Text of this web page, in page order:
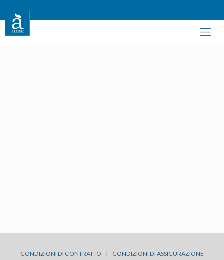
CONDIZIONI DI CONTRATTO |
CONDIZIONI DI ASSICURAZIONE